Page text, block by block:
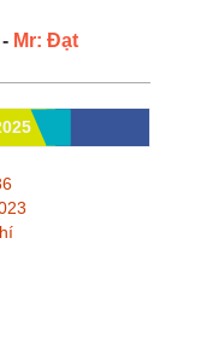
- Mr: Đạt